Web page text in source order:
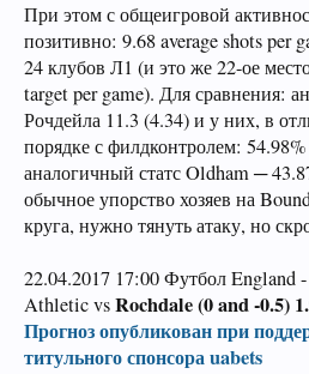
При этом с общеигровой
позитивно: 9.68 average shots per
24 клубов Л1 (и это же 22-ое
target per game). Для сравнения:
Рочдейла 11.3 (4.34) и у них, в
порядке с филдконтролем:
аналогичный статс Oldham ─
обычное упорство хозяев на
круга, нужно тянуть атаку, но
22.04.2017 17:00 Футбол England
Athletic vsRochdale (0 and -0.5)
Прогноз опубликован при
титульного спонсора uabets